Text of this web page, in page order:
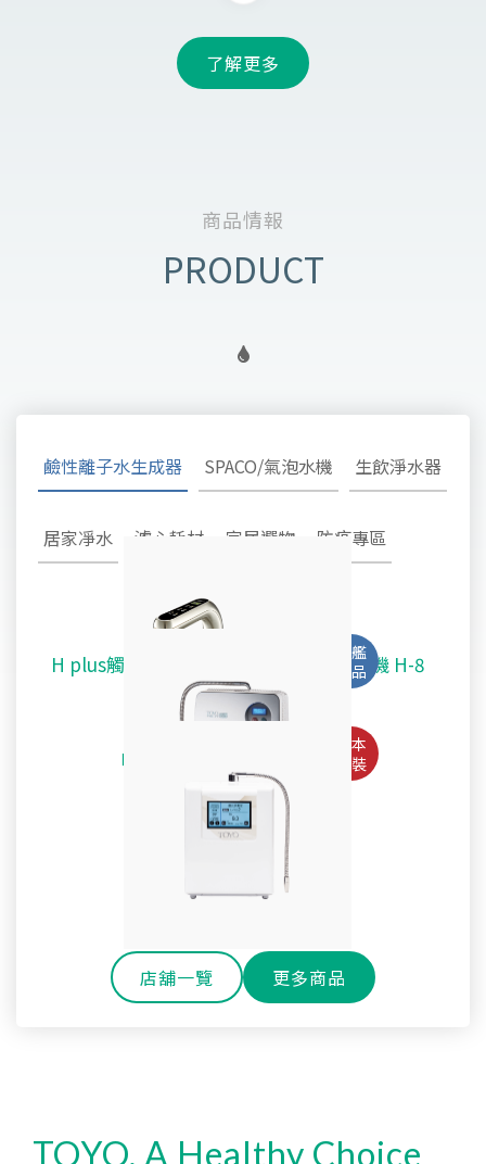
了解更多
商品情報
鹼性離子水生成器 SPACO/氣泡水機 生飲淨水器
居家凈水 濾心耗材 家居選物 防疫專區
H plus觸控廚下型-鹼性離子水雙溫飲水機 H-8
鹼性離子水生成器TYH-71GS
還元水素水生成器TW-H1
SPACO 觸控櫥下型-氣泡水冰溫熱飲水機 X-3
Pro
SPACO 觸控櫥下型-雙溫飲水機 P-3 Pro
SPACO 櫥下型-RO直輸淨水器 R1 (800G)
淨水御守 - 安心生飲淨水器 OMAMORI - 2SF
淨水御守-全效能生飲淨水器 OMAMORI-2PF
櫥下型雙溫熱飲機 H-301
不鏽鋼全戶式除氯系統 TYS-200
全戶式淨軟水除氯系統 TYR-450S
TW-308及TW-H1專用主體濾心TA-1100
TW-508專用主體濾心TA-1200
淨水御守-全效能御守濾心
OMAMORI-JC
戶外休閒環保雙層玻璃水瓶
鹼性離子水超酸水生成器TYH-202
Super Water mini次氯酸水生成器
店舖一覽 更多商品
TOYO, A Healthy Choice